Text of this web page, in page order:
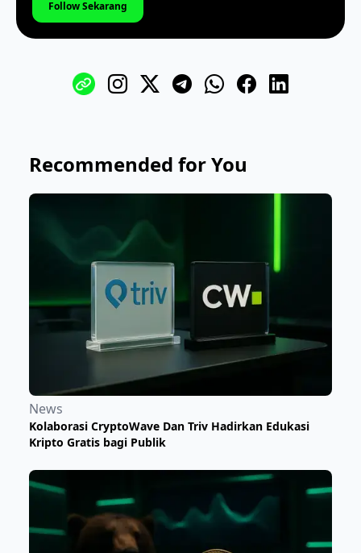
Follow Sekarang
Recommended for You
News
Kolaborasi CryptoWave Dan Triv Hadirkan Edukasi
Kripto Gratis bagi Publik